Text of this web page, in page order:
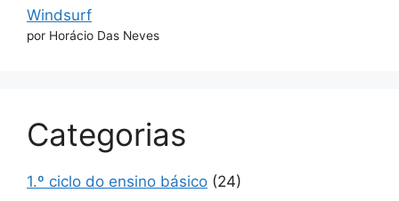
Windsurf
por Horácio Das Neves
Categorias
1.º ciclo do ensino básico (24)